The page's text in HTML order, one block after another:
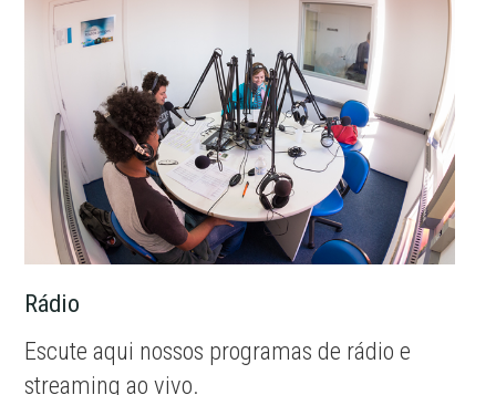
Rádio
Escute aqui nossos programas de rádio e
streaming ao vivo.